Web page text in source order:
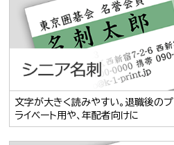
文字が大きく読みやすい。退職後のプ
ライベート用や、年配者向けに